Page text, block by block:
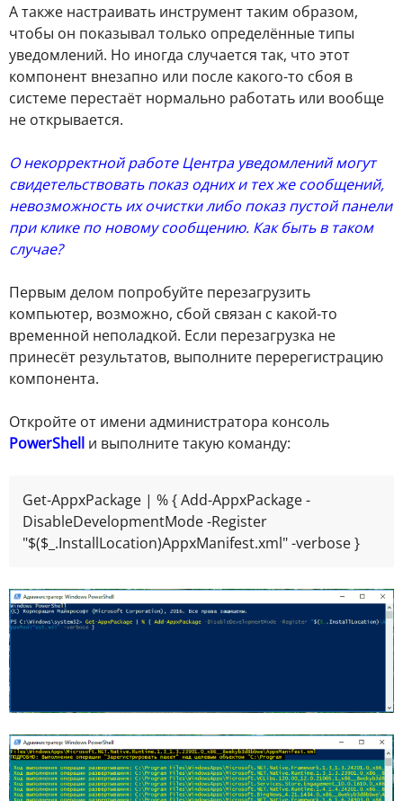
А также настраивать инструмент таким образом,
чтобы он показывал только определённые типы
уведомлений. Но иногда случается так, что этот
компонент внезапно или после какого-то сбоя в
системе перестаёт нормально работать или вообще
не открывается.
О некорректной работе Центра уведомлений могут
свидетельствовать показ одних и тех же сообщений,
невозможность их очистки либо показ пустой панели
при клике по новому сообщению. Как быть в таком
случае?
Первым делом попробуйте перезагрузить
компьютер, возможно, сбой связан с какой-то
временной неполадкой. Если перезагрузка не
принесёт результатов, выполните перерегистрацию
компонента.
Откройте от имени администратора консоль
PowerShell и выполните такую команду:
Get-AppxPackage | % { Add-AppxPackage -
DisableDevelopmentMode -Register
"$($_.InstallLocation)AppxManifest.xml" -verbose }